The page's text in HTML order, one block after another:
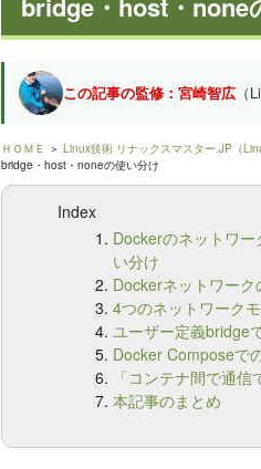
この記事の監修：宮崎智広（
ＨＯＭＥ ＞ Linux技術 リナックスマスター.JP（
bridge・host・noneの使い分け
Index
Dockerのネットワ
い分け
Dockerネットワー
4つのネットワーク
ユーザー定義bridge
Docker Composeで
「コンテナ間で通
本記事のまとめ